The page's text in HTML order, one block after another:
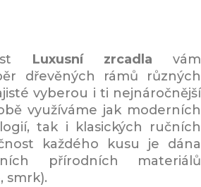
Luxusní zrcadla vám
dřevěných rámů různých
vyberou i ti nejnáročnější
využíváme jak moderních
tak i klasických ručních
každého kusu je dána
přírodních materiálů
smrk).